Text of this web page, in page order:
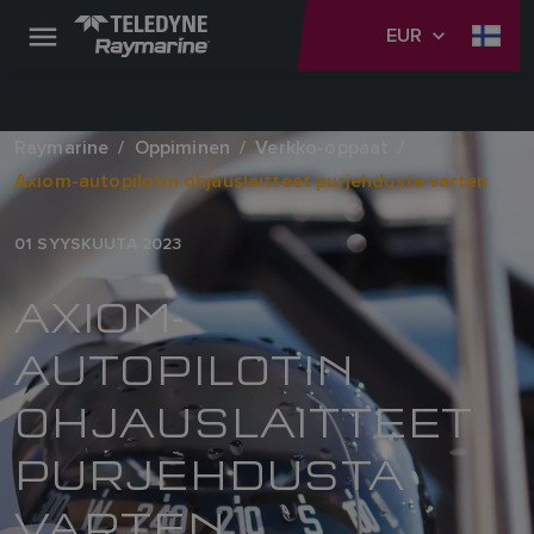
EUR
Raymarine Oppiminen
Verkko-oppaat
Axiom-autopilotin ohjauslaitteet purjehdusta varten
01 SYYSKUUTA 2023
AXIOM-
AUTOPILOTIN
OHJAUSLAITTEET
PURJEHDUSTA